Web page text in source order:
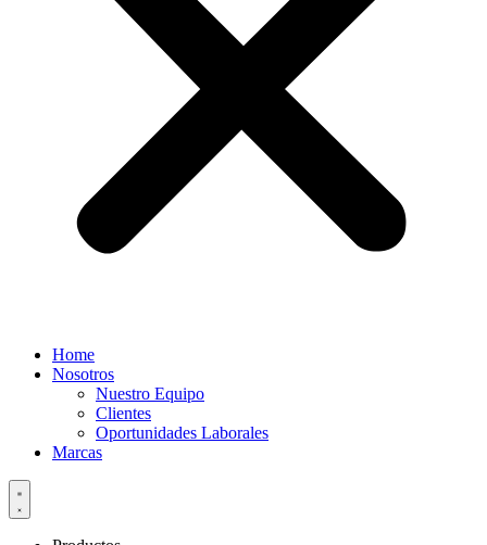
Home
Nosotros
Nuestro Equipo
Clientes
Oportunidades Laborales
Marcas